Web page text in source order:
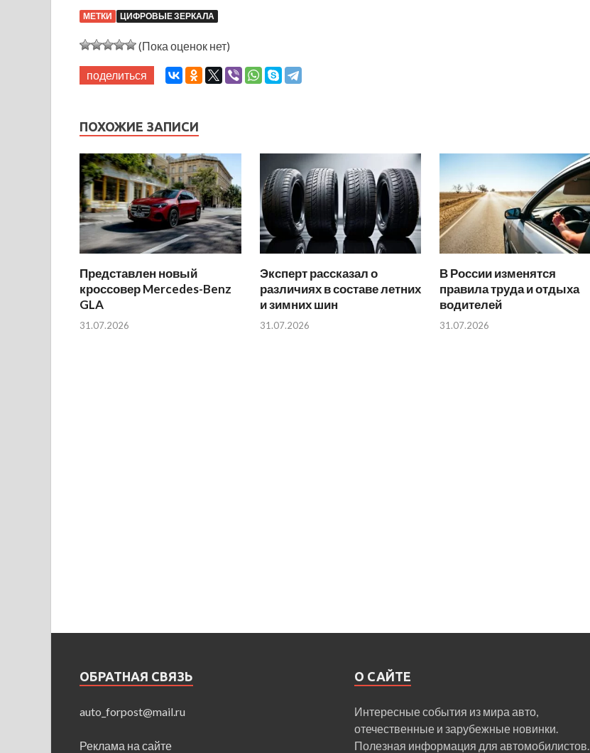
МЕТКИ ЦИФРОВЫЕ ЗЕРКАЛА
(Пока оценок нет)
поделиться
ПОХОЖИЕ ЗАПИСИ
Представлен новый
кроссовер Mercedes-Benz
GLA
31.07.2026
Эксперт рассказал о
различиях в составе летних
и зимних шин
31.07.2026
В России изменятся
правила труда и отдыха
водителей
31.07.2026
ОБРАТНАЯ СВЯЗЬ
auto_forpost@mail.ru
Реклама на сайте
О САЙТЕ
Интересные события из мира авто,
отечественные и зарубежные новинки.
Полезная информация для автомобилистов.